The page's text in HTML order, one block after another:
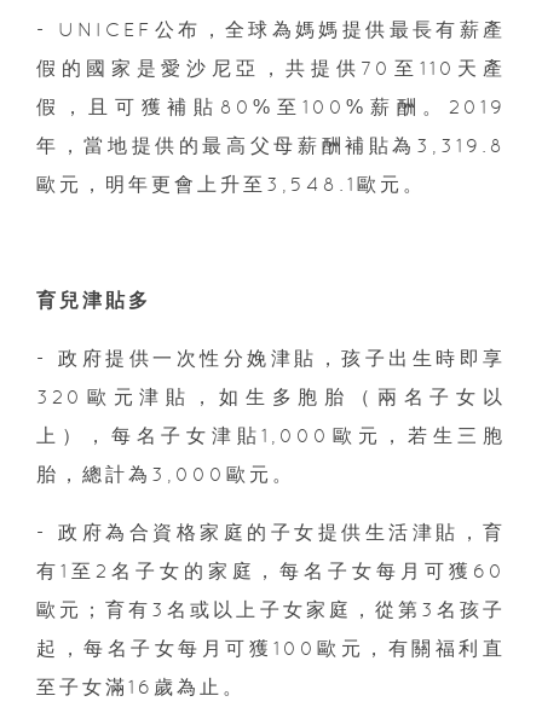
- UNICEF公布，全球為媽媽提供最長有薪產
假的國家是愛沙尼亞，共提供70至110天產
假，且可獲補貼80%至100%薪酬。2019
年，當地提供的最高父母薪酬補貼為3,319.8
歐元，明年更會上升至3,548.1歐元。
育兒津貼多
- 政府提供一次性分娩津貼，孩子出生時即享
320歐元津貼，如生多胞胎（兩名子女以
上），每名子女津貼1,000歐元，若生三胞
胎，總計為3,000歐元。
- 政府為合資格家庭的子女提供生活津貼，育
有1至2名子女的家庭，每名子女每月可獲60
歐元；育有3名或以上子女家庭，從第3名孩子
起，每名子女每月可獲100歐元，有關福利直
至子女滿16歲為止。